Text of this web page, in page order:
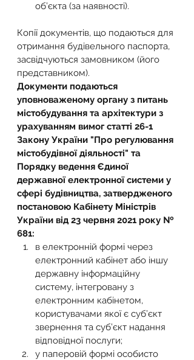
об’єкта (за наявності).
Копії документів, що подаються для
отримання будівельного паспорта,
засвідчуються замовником (його
представником).
Документи подаються
уповноваженому органу з питань
містобудування та архітектури з
урахуванням вимог статті 26-1
Закону України "Про регулювання
містобудівної діяльності" та
Порядку ведення Єдиної
державної електронної системи у
сфері будівництва, затвердженого
постановою Кабінету Міністрів
України від 23 червня 2021 року №
681:
в електронній формі через
електронний кабінет або іншу
державну інформаційну
систему, інтегровану з
електронним кабінетом,
користувачами якої є суб’єкт
звернення та суб’єкт надання
відповідної послуги;
у паперовій формі особисто